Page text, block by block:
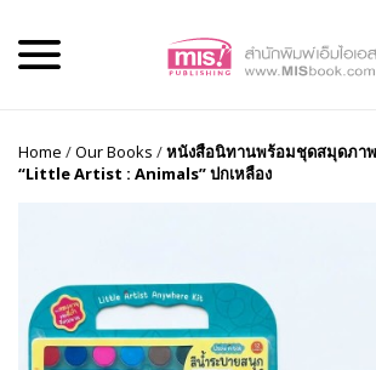
Home /Our Books /หนังสือนิทานพร้อมชุดสมุดภา
“Little Artist : Animals” ปกเหลือง